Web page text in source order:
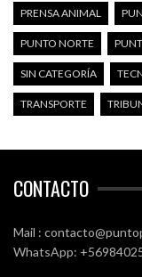
PRENSA ANIMAL
PUNTO NORTE
SIN CATEGORÍA
TRANSPORTE
CONTACTO
Mail :
WhatsApp: